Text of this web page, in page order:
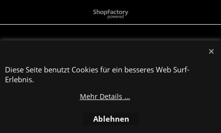
WebShop erstellt mit
ShopFactory Shop
Diese Seite benutzt Cookies für ein besseres Web Surf-
Erlebnis.
Mehr Details ...
Ablehnen